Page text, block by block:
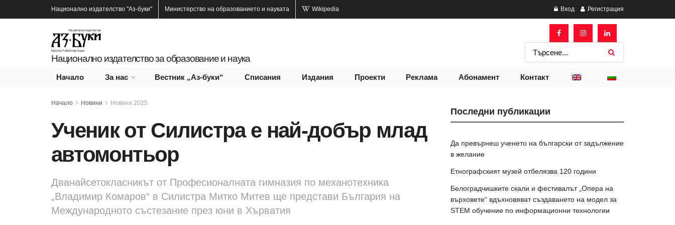
Национално издателство "Аз-буки" Министерство на образованието и науката Wikipedia Вход Регистрация
Национално издателство за образование и наука
Начало За нас Вестник „Аз-буки“ Списания Издания Проекти Реклама Абонамент Контакт
Начало Новини Новини 2025
Ученик от Силистра е най-добър млад
автомонтьор
Дванайсетокласникът от Професионалната гимназия по механотехника
„Владимир Комаров“ в Силистра Митко Митев ще представи България на
Международното състезание през юни в Хърватия
Последни публикации
Да превърнеш ученето на български от задължение
в желание
Етнографският музей отбелязва 120 години
Белоградчишките скали и фестивалът „Опера на
върховете“ вдъхновяват създаването на модел за
STEM обучение по информационни технологии